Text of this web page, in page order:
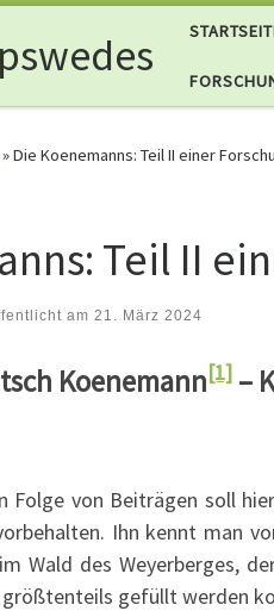
»Die Koenemanns: Teil II einer
Teil II
am 21. März 2024
Koenemann[1] –
Folge von Beiträgen soll
Ihn kennt man
Wald des Weyerberges,
größtenteils gefüllt werden